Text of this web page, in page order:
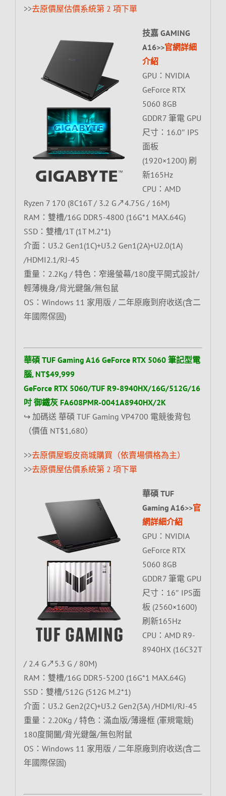
>>去原價屋估價系統第 2 項下單
技嘉 GAMING
A16>>官網詳細
介紹
GPU：NVIDIA
GeForce RTX
5060 8GB
GDDR7 筆電 GPU
尺寸：16.0″ IPS
面板
(1920×1200) 刷
新165Hz
CPU：AMD
Ryzen 7 170 (8C16T / 3.2 G↗4.75G / 16M)
RAM：雙槽/16G DDR5-4800 (16G*1 MAX.64G)
SSD：雙槽/1T (1T M.2*1)
介面：U3.2 Gen1(1C)+U3.2 Gen1(2A)+U2.0(1A)
/HDMI2.1/RJ-45
重量：2.2Kg / 特色：窄邊螢幕/180度平開式設計/
輕薄機身/背光鍵盤/無包鼠
OS：Windows 11 家用版 / 二年原廠到府收送(含二
年國際保固)
華碩 TUF Gaming A16 GeForce RTX 5060 筆記型電
腦, NT$49,999
GeForce RTX 5060/TUF R9-8940HX/16G/512G/16
吋 御鐵灰 FA608PMR-0041A8940HX/2K
↪ 加碼送 華碩 TUF Gaming VP4700 電競後背包
（價值 NT$1,680）
>>去原價屋蝦皮商城購買（依賣場價格為主）
>>去原價屋估價系統第 2 項下單
華碩 TUF
Gaming A16>>官
網詳細介紹
GPU：NVIDIA
GeForce RTX
5060 8GB
GDDR7 筆電 GPU
尺寸：16″ IPS面
板 (2560×1600)
刷新165Hz
CPU：AMD R9-
8940HX (16C32T
/ 2.4 G↗5.3 G / 80M)
RAM：雙槽/16G DDR5-5200 (16G*1 MAX.64G)
SSD：雙槽/512G (512G M.2*1)
介面：U3.2 Gen2(2C)+U3.2 Gen2(3A) /HDMI/RJ-45
重量：2.20Kg / 特色：滿血版/薄邊框 (軍規電競)
180度開闔/背光鍵盤/無包附鼠
OS：Windows 11 家用版 / 二年原廠到府收送(含二
年國際保固)